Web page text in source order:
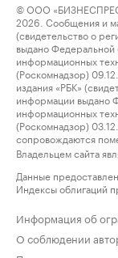
© ООО
2026. Сообщения и
(свидетельство о
выдано Федеральной
информационных
(Роскомнадзор)
издания «РБК»
информации выдано
информационных
(Роскомнадзор)
сопровождаются
Владельцем сайта
Данные
Индексы облигаций
Информация об
О соблюдении